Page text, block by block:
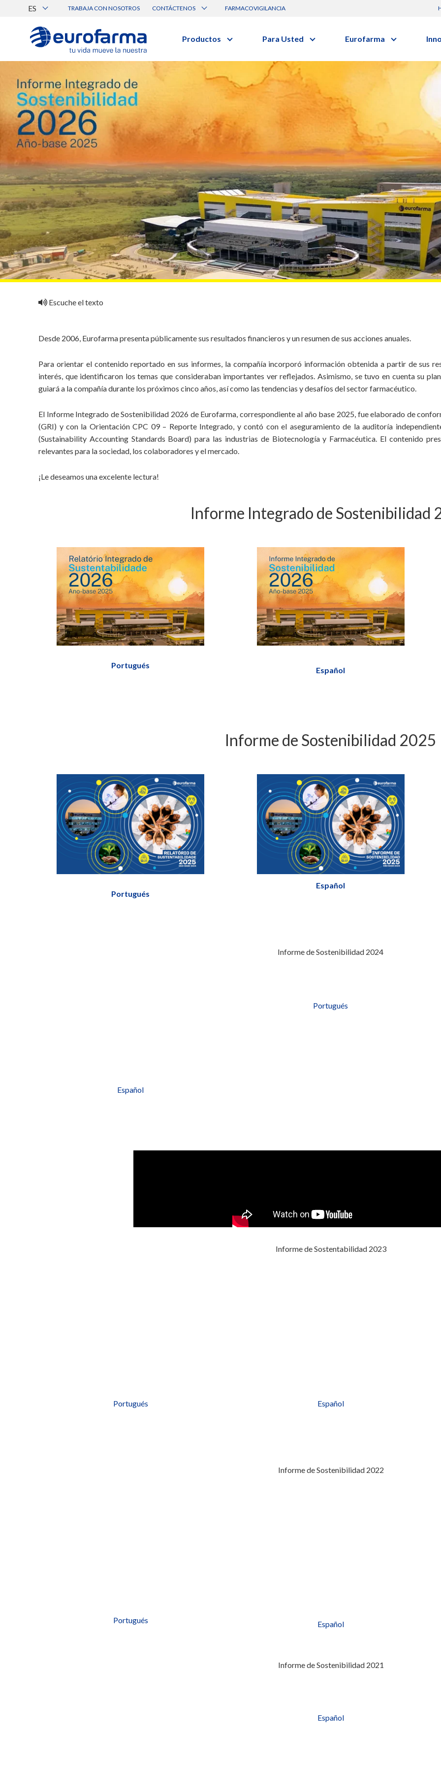
ES TRABAJA CON NOSOTROS CONTÁCTENOS
Canal de Ética Eurofarma
FARMACOVIGILANCIA
Productos
BUSCAR PRODUCTOS
Búsqueda por nombre, principio activo o clase terapéutica.
Ver todos los productos
BUSCAR POR CATEGORÍA
Prescripción
Médica
Genéricos Hospitalario Oncologia
Cuidados
personales
Alimentos /
Suplementos
alimentarios
Para Usted
Artículos
Diccionario de Salud
Videos
Eurofarma
Trabaje Con Nosotros
Certificaciones
Comunicados
Premios y Reconocimientos
Programa de Visitas
Dónde Estamos
Sala de prensa
Escuche el texto
Desde 2006, Eurofarma presenta públicamente sus resultados financieros y un resumen de sus acciones anuales.
Para orientar el contenido reportado en sus informes, la compañía incorporó información obtenida a partir de sus
interés, que identificaron los temas que consideraban importantes ver reflejados. Asimismo, se tuvo en cuenta su
guiará a la compañía durante los próximos cinco años, así como las tendencias y desafíos del sector farmacéutico.
El Informe Integrado de Sostenibilidad 2026 de Eurofarma, correspondiente al año base 2025, fue elaborado de
(GRI) y con la Orientación CPC 09 – Reporte Integrado, y contó con el aseguramiento de la auditoría
(Sustainability Accounting Standards Board) para las industrias de Biotecnología y Farmacéutica. El contenido
relevantes para la sociedad, los colaboradores y el mercado.
¡Le deseamos una excelente lectura!
Informe Integrado de Sostenibilidad
Portugués
Español
Informe de Sostenibilidad 2025
Portugués
Español
Informe de Sostenibilidad 2024
Español
Portugués
Informe de Sostentabilidad 2023
Portugués Español
Informe de Sostenibilidad 2022
Portugués Español
Informe de Sostenibilidad 2021
Español